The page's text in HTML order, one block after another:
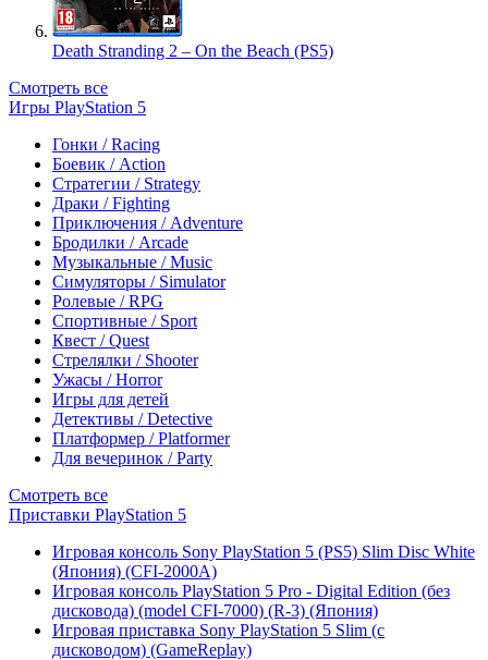
Death Stranding 2 – On the Beach (PS5)
Смотреть все
Игры PlayStation 5
Гонки / Racing
Боевик / Action
Стратегии / Strategy
Драки / Fighting
Приключения / Adventure
Бродилки / Arcade
Музыкальные / Music
Симуляторы / Simulator
Ролевые / RPG
Спортивные / Sport
Квест / Quest
Стрелялки / Shooter
Ужасы / Horror
Игры для детей
Детективы / Detective
Платформер / Platformer
Для вечеринок / Party
Смотреть все
Приставки PlayStation 5
Игровая консоль Sony PlayStation 5 (PS5) Slim Disc White
(Япония) (CFI-2000A)
Игровая консоль PlayStation 5 Pro - Digital Edition (без
дисковода) (model CFI-7000) (R-3) (Япония)
Игровая приставка Sony PlayStation 5 Slim (с
дисководом) (GameReplay)